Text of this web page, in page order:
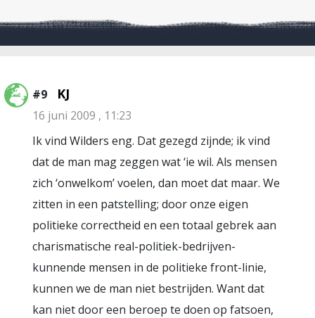
#9 KJ
16 juni 2009 , 11:23
Ik vind Wilders eng. Dat gezegd zijnde; ik vind
dat de man mag zeggen wat ‘ie wil. Als mensen
zich ‘onwelkom’ voelen, dan moet dat maar. We
zitten in een patstelling; door onze eigen
politieke correctheid en een totaal gebrek aan
charismatische real-politiek-bedrijven-
kunnende mensen in de politieke front-linie,
kunnen we de man niet bestrijden. Want dat
kan niet door een beroep te doen op fatsoen,